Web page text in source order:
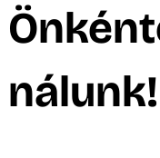
nálunk!